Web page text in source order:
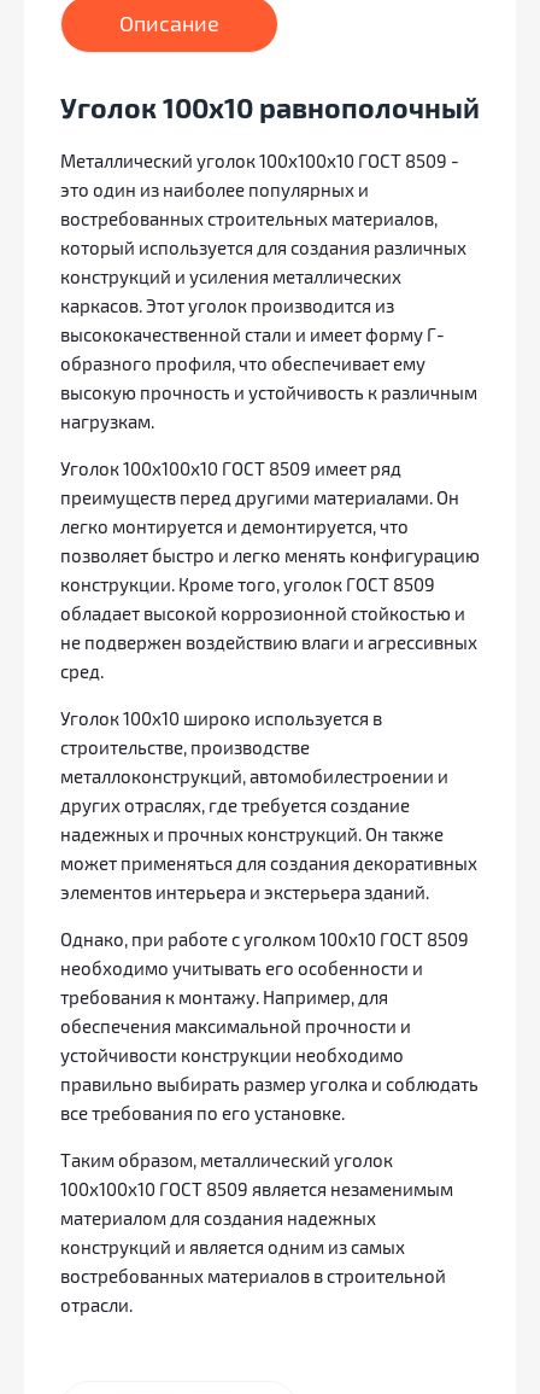
Описание
Уголок 100х10 равнополочный
Металлический уголок 100х100х10 ГОСТ 8509 -
это один из наиболее популярных и
востребованных строительных материалов,
который используется для создания различных
конструкций и усиления металлических
каркасов. Этот уголок производится из
высококачественной стали и имеет форму Г-
образного профиля, что обеспечивает ему
высокую прочность и устойчивость к различным
нагрузкам.
Уголок 100х100х10 ГОСТ 8509 имеет ряд
преимуществ перед другими материалами. Он
легко монтируется и демонтируется, что
позволяет быстро и легко менять конфигурацию
конструкции. Кроме того, уголок ГОСТ 8509
обладает высокой коррозионной стойкостью и
не подвержен воздействию влаги и агрессивных
сред.
Уголок 100х10 широко используется в
строительстве, производстве
металлоконструкций, автомобилестроении и
других отраслях, где требуется создание
надежных и прочных конструкций. Он также
может применяться для создания декоративных
элементов интерьера и экстерьера зданий.
Однако, при работе с уголком 100х10 ГОСТ 8509
необходимо учитывать его особенности и
требования к монтажу. Например, для
обеспечения максимальной прочности и
устойчивости конструкции необходимо
правильно выбирать размер уголка и соблюдать
все требования по его установке.
Таким образом, металлический уголок
100х100х10 ГОСТ 8509 является незаменимым
материалом для создания надежных
конструкций и является одним из самых
востребованных материалов в строительной
отрасли.